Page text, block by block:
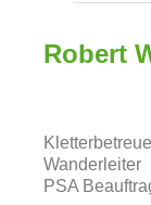
Robert
Wanderleiter
PSA